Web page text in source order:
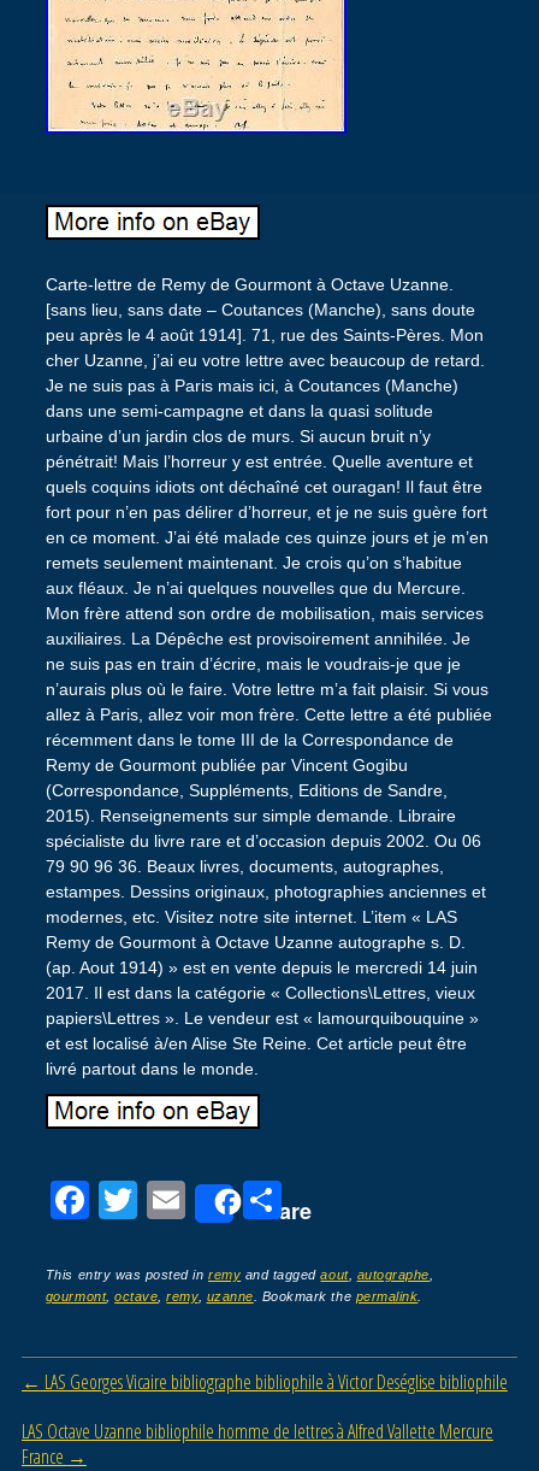
Carte-lettre de Remy de Gourmont à Octave Uzanne.
[sans lieu, sans date – Coutances (Manche), sans doute
peu après le 4 août 1914]. 71, rue des Saints-Pères. Mon
cher Uzanne, j’ai eu votre lettre avec beaucoup de retard.
Je ne suis pas à Paris mais ici, à Coutances (Manche)
dans une semi-campagne et dans la quasi solitude
urbaine d’un jardin clos de murs. Si aucun bruit n’y
pénétrait! Mais l’horreur y est entrée. Quelle aventure et
quels coquins idiots ont déchaîné cet ouragan! Il faut être
fort pour n’en pas délirer d’horreur, et je ne suis guère fort
en ce moment. J’ai été malade ces quinze jours et je m’en
remets seulement maintenant. Je crois qu’on s’habitue
aux fléaux. Je n’ai quelques nouvelles que du Mercure.
Mon frère attend son ordre de mobilisation, mais services
auxiliaires. La Dépêche est provisoirement annihilée. Je
ne suis pas en train d’écrire, mais le voudrais-je que je
n’aurais plus où le faire. Votre lettre m’a fait plaisir. Si vous
allez à Paris, allez voir mon frère. Cette lettre a été publiée
récemment dans le tome III de la Correspondance de
Remy de Gourmont publiée par Vincent Gogibu
(Correspondance, Suppléments, Editions de Sandre,
2015). Renseignements sur simple demande. Libraire
spécialiste du livre rare et d’occasion depuis 2002. Ou 06
79 90 96 36. Beaux livres, documents, autographes,
estampes. Dessins originaux, photographies anciennes et
modernes, etc. Visitez notre site internet. L’item « LAS
Remy de Gourmont à Octave Uzanne autographe s. D.
(ap. Aout 1914) » est en vente depuis le mercredi 14 juin
2017. Il est dans la catégorie « Collections\Lettres, vieux
papiers\Lettres ». Le vendeur est « lamourquibouquine »
et est localisé à/en Alise Ste Reine. Cet article peut être
livré partout dans le monde.
F
c
e
b
o
o
T
tt
er
E
ail
Share
P
ta
g
er
This entry was posted inremy and taggedaout, autographe
gourmont,octave ,remy, uzanne . Bookmark the permalink
Post navigation
← LAS Georges Vicaire bibliographe bibliophile à Victor Deséglise bibliophile
LAS Octave Uzanne bibliophile homme de lettres à Alfred Vallette Mercure
France →